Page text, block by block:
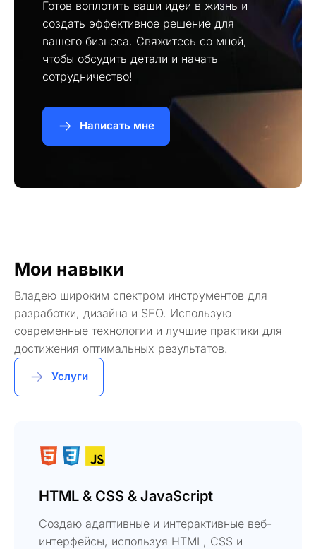
Готов воплотить ваши идеи в жизнь и
создать эффективное решение для
вашего бизнеса. Свяжитесь со мной,
чтобы обсудить детали и начать
сотрудничество!
Написать мне
Мои навыки
Владею широким спектром инструментов для
разработки, дизайна и SEO. Использую
современные технологии и лучшие практики для
достижения оптимальных результатов.
Услуги
HTML & CSS & JavaScript
Создаю адаптивные и интерактивные веб-
интерфейсы, используя HTML, CSS и